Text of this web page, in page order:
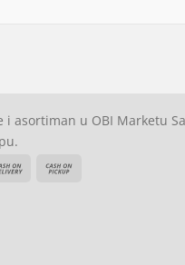
asortiman u OBI Marketu
Cash